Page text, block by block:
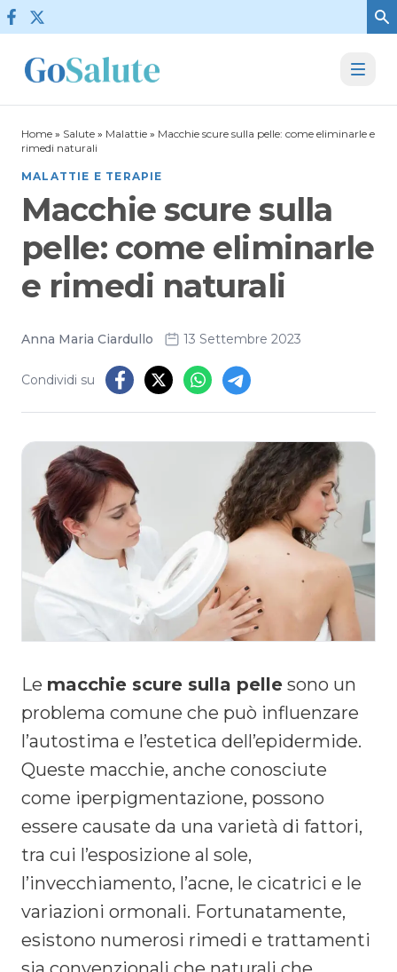
Vai al contenuto
Home » Salute » Malattie » Macchie scure sulla pelle: come eliminarle e
rimedi naturali
MALATTIE E TERAPIE
Macchie scure sulla
pelle: come eliminarle
e rimedi naturali
Anna Maria Ciardullo 13 Settembre 2023
Condividi su
Le macchie scure sulla pelle sono un
problema comune che può influenzare
l’autostima e l’estetica dell’epidermide.
Queste macchie, anche conosciute
come iperpigmentazione, possono
essere causate da una varietà di fattori,
tra cui l’esposizione al sole,
l’invecchiamento, l’acne, le cicatrici e le
variazioni ormonali. Fortunatamente,
esistono numerosi rimedi e trattamenti